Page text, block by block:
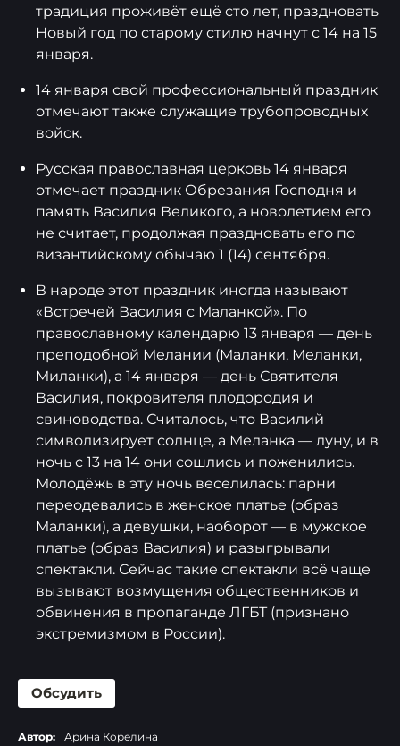
традиция проживёт ещё сто лет, праздновать
Новый год по старому стилю начнут с 14 на 15
января.
14 января свой профессиональный праздник
отмечают также служащие трубопроводных
войск.
Русская православная церковь 14 января
отмечает праздник Обрезания Господня и
память Василия Великого, а новолетием его
не считает, продолжая праздновать его по
византийскому обычаю 1 (14) сентября.
В народе этот праздник иногда называют
«Встречей Василия с Маланкой». По
православному календарю 13 января — день
преподобной Мелании (Маланки, Меланки,
Миланки), а 14 января — день Святителя
Василия, покровителя плодородия и
свиноводства. Считалось, что Василий
символизирует солнце, а Меланка — луну, и в
ночь с 13 на 14 они сошлись и поженились.
Молодёжь в эту ночь веселилась: парни
переодевались в женское платье (образ
Маланки), а девушки, наоборот — в мужское
платье (образ Василия) и разыгрывали
спектакли. Сейчас такие спектакли всё чаще
вызывают возмущения общественников и
обвинения в пропаганде ЛГБТ (признано
экстремизмом в России).
Обсудить
Автор: Арина Корелина